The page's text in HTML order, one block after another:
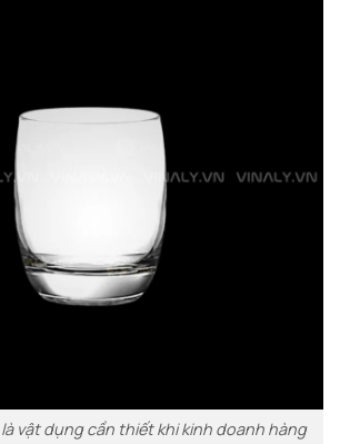
vật dụng cần thiết khi kinh doanh hàng